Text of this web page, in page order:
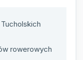
rowerowych